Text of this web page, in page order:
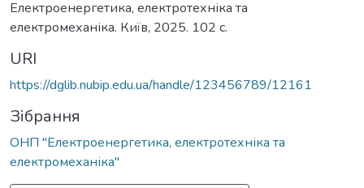
Електроенергетика, електротехніка та
електромеханіка. Київ, 2025. 102 с.
URI
https://dglib.nubip.edu.ua/handle/123456789/12161
Зібрання
ОНП "Електроенергетика, електротехніка та
електромеханіка"